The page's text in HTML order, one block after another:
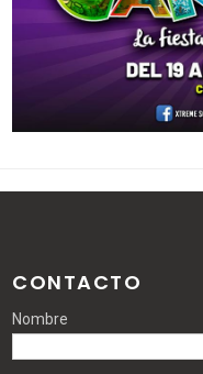
CONTACTO
Nombre